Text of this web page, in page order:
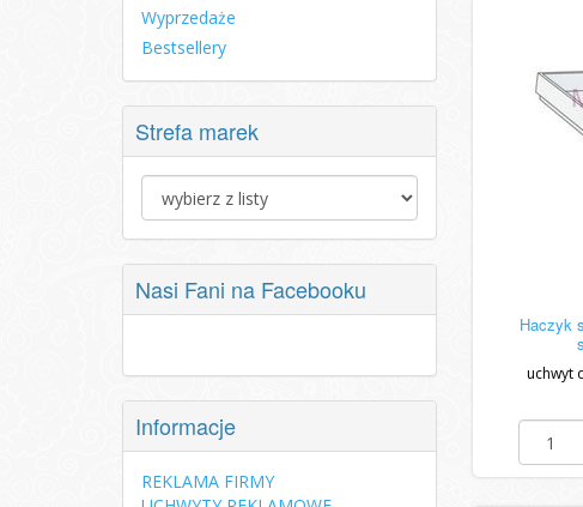
Wyprzedaże
Bestsellery
Strefa marek
Nasi Fani na Facebooku
Informacje
REKLAMA FIRMY
Haczyk
uchwyt